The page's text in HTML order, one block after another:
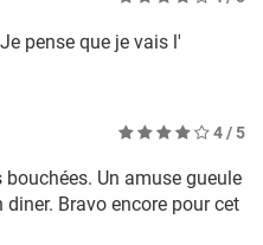
pense que je vais l'
4/ 5
Un amuse gueule
Bravo encore pour cet